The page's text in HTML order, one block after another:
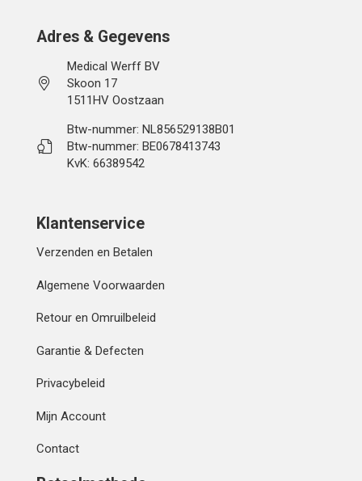
Adres & Gegevens
Medical Werff BV
Skoon 17
1511HV Oostzaan
Btw-nummer: NL856529138B01
Btw-nummer: BE0678413743
KvK: 66389542
Klantenservice
Verzenden en Betalen
Algemene Voorwaarden
Retour en Omruilbeleid
Garantie & Defecten
Privacybeleid
Mijn Account
Contact